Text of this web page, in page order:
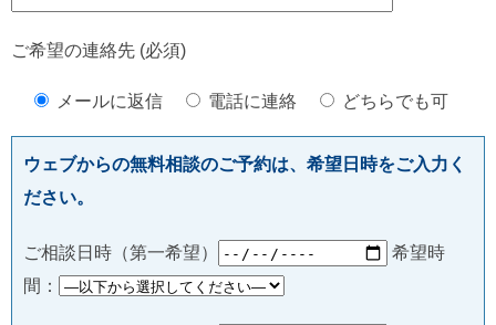
ご希望の連絡先 (必須)
メールに返信 電話に連絡 どちらでも可
ウェブからの無料相談のご予約は、希望日時をご入力く
ださい。
ご相談日時（第一希望）
希望時
間：